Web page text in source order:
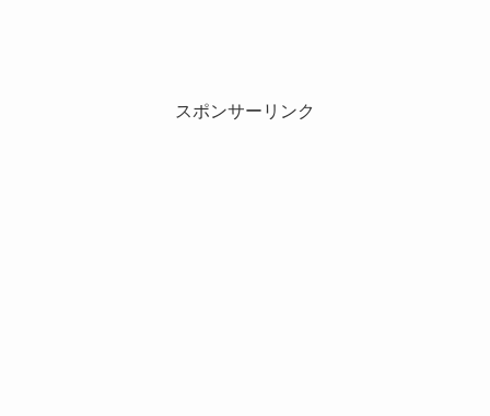
スポンサーリンク